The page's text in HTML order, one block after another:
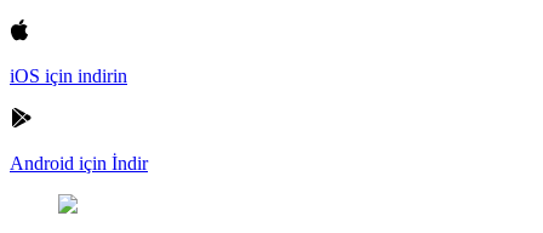
iOS için indirin
Android için İndir